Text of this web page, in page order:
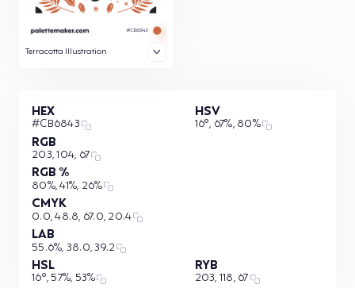
Terracotta Illustration
HEX
#CB6843
RGB
203, 104, 67
RGB %
80%, 41%, 26%
CMYK
0.0, 48.8, 67.0, 20.4
LAB
55.6%, 38.0, 39.2
HSL
16°, 57%, 53%
HSV
16°, 67%, 80%
RYB
203, 118, 67